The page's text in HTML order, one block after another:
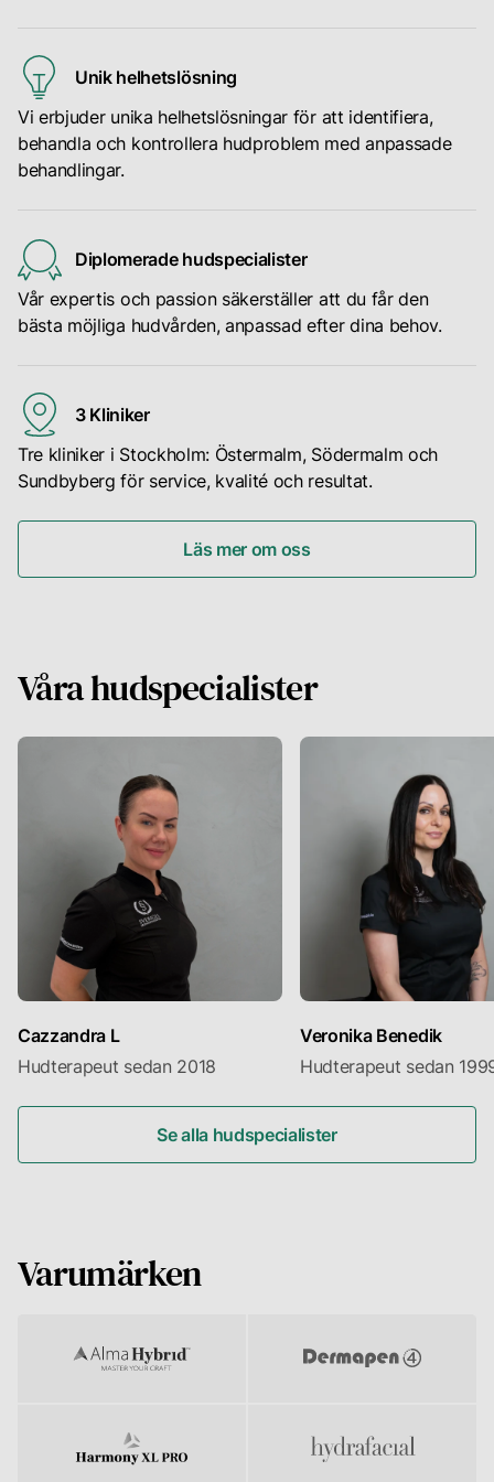
dig
råd
och
vägledning.
kan
det
vara
värt
resan
få
den
rätta
behandlingen
initial
onlinekonsultation.
hudproblem.
direkt
via
vår
bokningssida
där
kan
svara
på
alla
Unik helhetslösning
Vi erbjuder unika helhetslösningar för att identifiera,
behandla och kontrollera hudproblem med anpassade
behandlingar.
Diplomerade hudspecialister
Vår expertis och passion säkerställer att du får den
bästa möjliga hudvården, anpassad efter dina behov.
3 Kliniker
Tre kliniker i Stockholm: Östermalm, Södermalm och
Sundbyberg för service, kvalité och resultat.
Läs mer om oss
Våra hudspecialister
Cazzandra L
Hudterapeut sedan 2018
Veronika Benedik
Hudterapeut sedan
Se alla hudspecialister
Varumärken